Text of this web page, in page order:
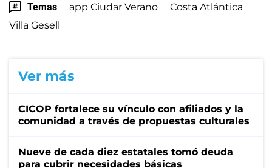
Temas app Ciudar Verano
Costa Atlántica
Villa Gesell
Ver más
CICOP fortalece su vínculo con afiliados y la
comunidad a través de propuestas culturales
Nueve de cada diez estatales tomó deuda
para cubrir necesidades básicas